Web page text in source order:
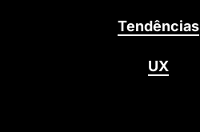
Tendências
UX